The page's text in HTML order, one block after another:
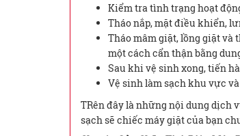
Kiểm tra tình trạng hoạt
Tháo nắp, mặt điều khiển,
Tháo mâm giặt, lồng giặt và
một cách cẩn thận bằng
Sau khi vệ sinh xong, tiến
Vệ sinh làm sạch khu vực
TRên đây là những nội dung dịch
sạch sẽ chiếc máy giặt của bạn